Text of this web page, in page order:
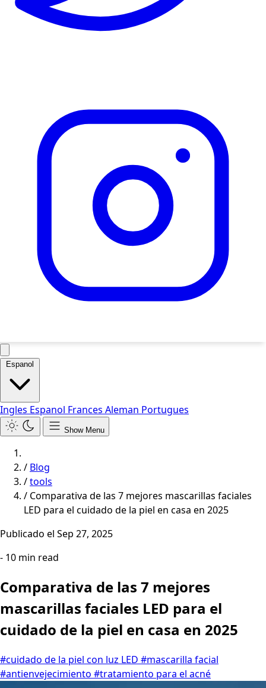
Espanol
Ingles Espanol Frances Aleman Portugues
Show Menu
/ Blog
/tools
/ Comparativa de las 7 mejores mascarillas faciales
LED para el cuidado de la piel en casa en 2025
Publicado el Sep 27, 2025
- 10 min read
Comparativa de las 7 mejores
mascarillas faciales LED para el
cuidado de la piel en casa en 2025
#cuidado de la piel con luz LED #mascarilla facial
#antienvejecimiento #tratamiento para el acné